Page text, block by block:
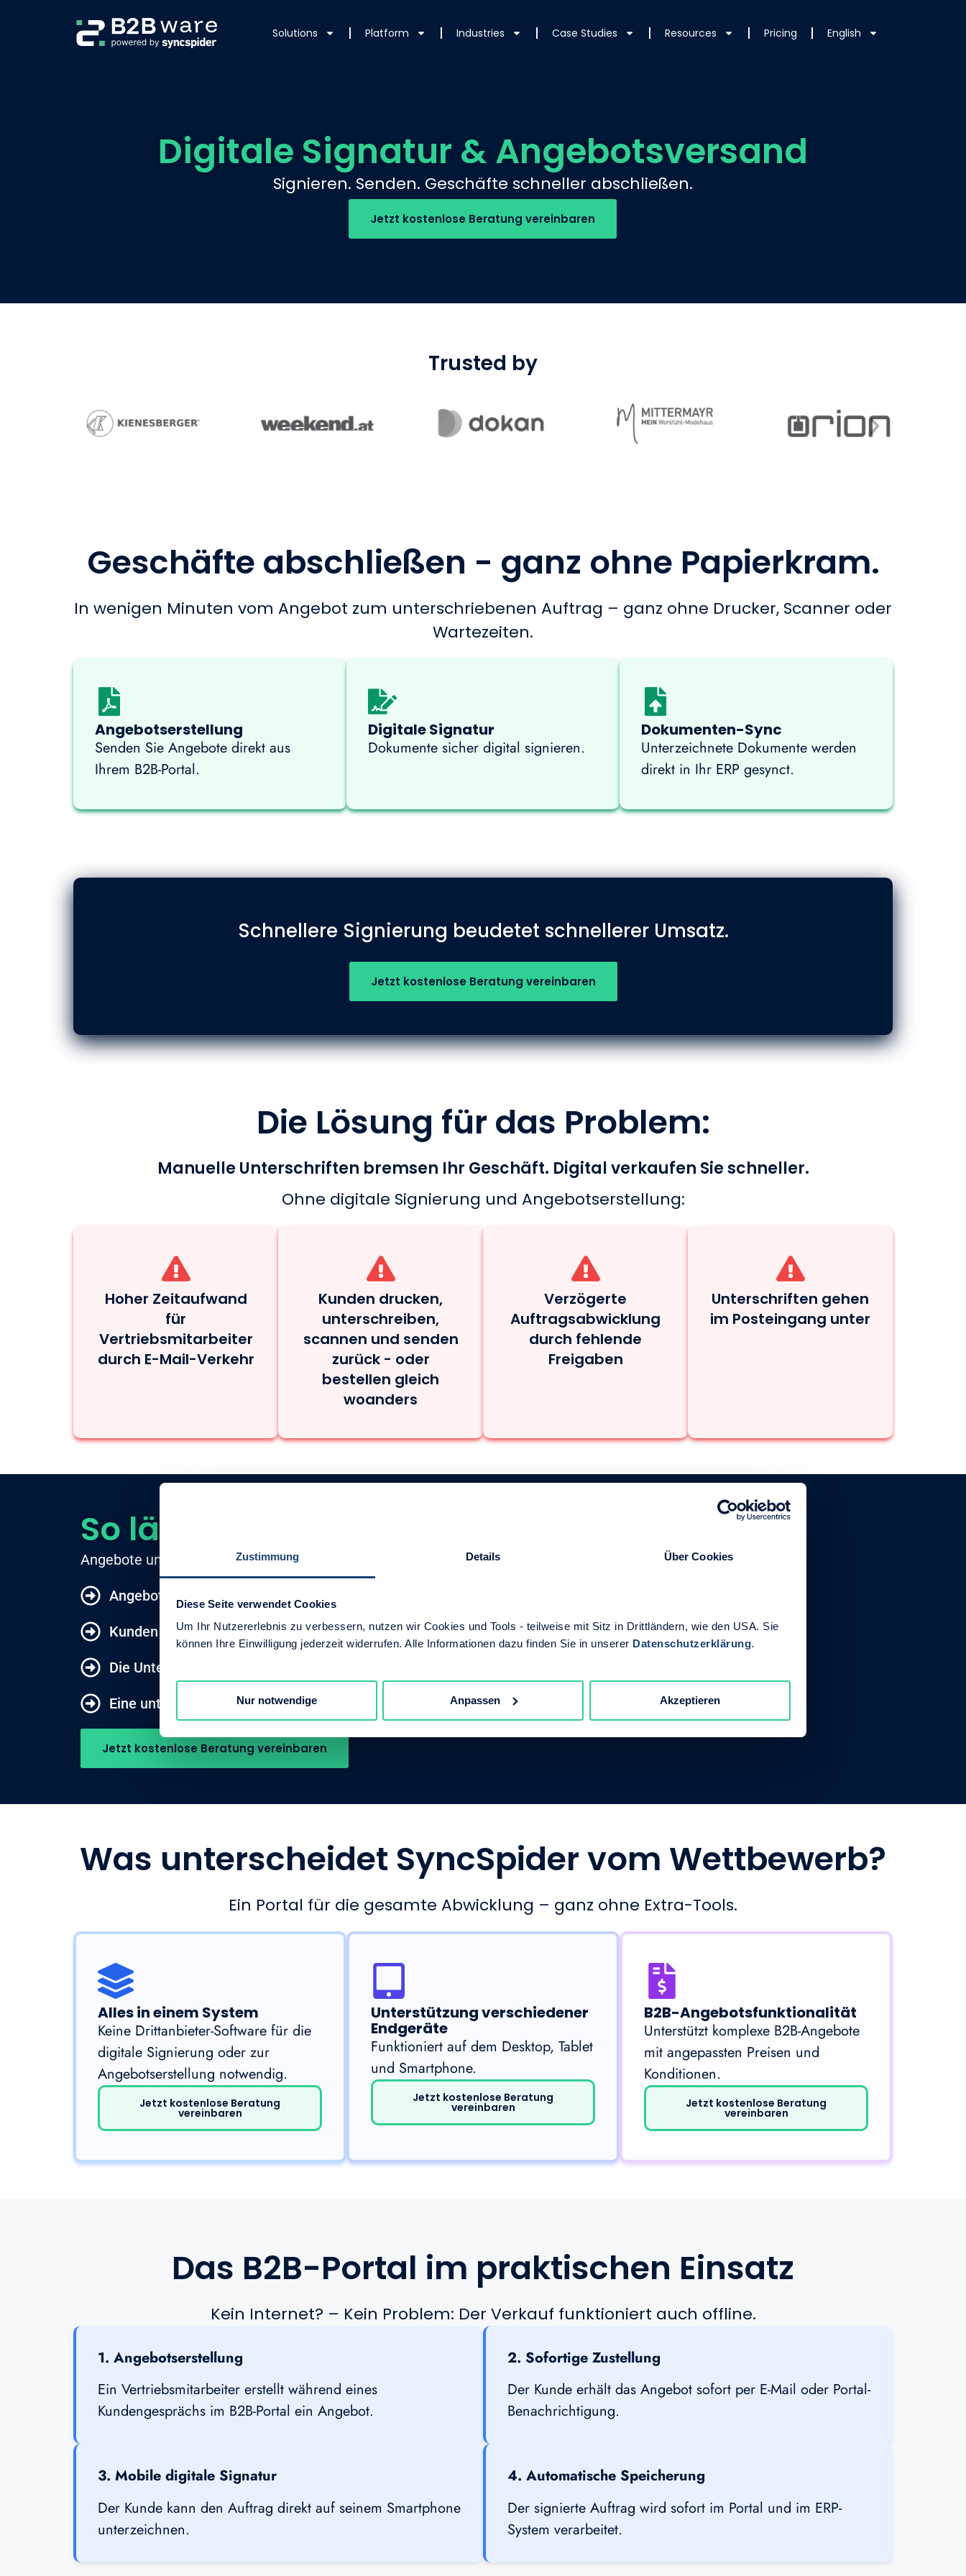
Zustimmung Details Über Cookies
Diese Seite verwendet Cookies
Um Ihr Nutzererlebnis zu verbessern, nutzen wir Cookies und Tools - teilweise mit Sitz in Drittländern, wie den USA. Sie
können Ihre Einwilligung jederzeit widerrufen. Alle Informationen dazu finden Sie in unserer Datenschutzerklärung.
Nur notwendige Anpassen Akzeptieren
Solutions Platform Industries Case Studies Resources Pricing English
Digitale Signatur & Angebotsversand
Signieren. Senden. Geschäfte schneller abschließen.
Jetzt kostenlose Beratung vereinbaren
Trusted by
Geschäfte abschließen - ganz ohne Papierkram.
In wenigen Minuten vom Angebot zum unterschriebenen Auftrag – ganz ohne Drucker, Scanner oder
Wartezeiten.
Angebotserstellung
Senden Sie Angebote direkt aus
Ihrem B2B-Portal.
Digitale Signatur
Dokumente sicher digital signieren.
Dokumenten-Sync
Unterzeichnete Dokumente werden
direkt in Ihr ERP gesynct.
Schnellere Signierung beudetet schnellerer Umsatz.
Jetzt kostenlose Beratung vereinbaren
Die Lösung für das Problem:
Manuelle Unterschriften bremsen Ihr Geschäft. Digital verkaufen Sie schneller.
Ohne digitale Signierung und Angebotserstellung:
Hoher Zeitaufwand
für
Vertriebsmitarbeiter
durch E-Mail-Verkehr
Kunden drucken,
unterschreiben,
scannen und senden
zurück - oder
bestellen gleich
woanders
Verzögerte
Auftragsabwicklung
durch fehlende
Freigaben
Unterschriften gehen
im Posteingang unter
So läuft es richtig
Angebote und Unterschriften – als fester Bestandteil des Systems.
Angebotserstellung und -versand direkt aus dem Portal
Kunden erhalten einen sicheren Link zur Angebotseinsicht und digitalen Signierung
Die Unterschrift ich rechtlich gültig und mit Timestamp versehen
Eine unterzeichnete Auftragskopie wird im Portal und in Ihrem ERP abgelegt
Jetzt kostenlose Beratung vereinbaren
Was unterscheidet SyncSpider vom Wettbewerb?
Ein Portal für die gesamte Abwicklung – ganz ohne Extra-Tools.
Alles in einem System
Keine Drittanbieter-Software für die
digitale Signierung oder zur
Angebotserstellung notwendig.
Jetzt kostenlose Beratung
vereinbaren
Unterstützung verschiedener
Endgeräte
Funktioniert auf dem Desktop, Tablet
und Smartphone.
Jetzt kostenlose Beratung
vereinbaren
B2B-Angebotsfunktionalität
Unterstützt komplexe B2B-Angebote
mit angepassten Preisen und
Konditionen.
Jetzt kostenlose Beratung
vereinbaren
Das B2B-Portal im praktischen Einsatz
Kein Internet? – Kein Problem: Der Verkauf funktioniert auch offline.
1. Angebotserstellung
Ein Vertriebsmitarbeiter erstellt während eines
Kundengesprächs im B2B-Portal ein Angebot.
2. Sofortige Zustellung
Der Kunde erhält das Angebot sofort per E-Mail oder Portal-
Benachrichtigung.
3. Mobile digitale Signatur
Der Kunde kann den Auftrag direkt auf seinem Smartphone
unterzeichnen.
4. Automatische Speicherung
Der signierte Auftrag wird sofort im Portal und im ERP-
System verarbeitet.